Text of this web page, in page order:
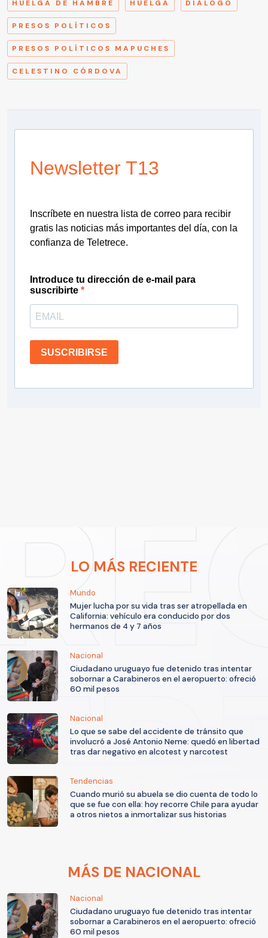
HUELGA DE HAMBRE HUELGA DIÁLOGO
PRESOS POLÍTICOS
PRESOS POLÍTICOS MAPUCHES
CELESTINO CÓRDOVA
Newsletter T13
Inscríbete en nuestra lista de correo para recibir
gratis las noticias más importantes del día, con la
confianza de Teletrece.
Introduce tu dirección de e-mail para
suscribirte
SUSCRIBIRSE
LO MÁS RECIENTE
Mundo
Mujer lucha por su vida tras ser atropellada en
California: vehículo era conducido por dos
hermanos de 4 y 7 años
Nacional
Ciudadano uruguayo fue detenido tras intentar
sobornar a Carabineros en el aeropuerto: ofreció
60 mil pesos
Nacional
Lo que se sabe del accidente de tránsito que
involucró a José Antonio Neme: quedó en libertad
tras dar negativo en alcotest y narcotest
Tendencias
Cuando murió su abuela se dio cuenta de todo lo
que se fue con ella: hoy recorre Chile para ayudar
a otros nietos a inmortalizar sus historias
MÁS DE NACIONAL
Nacional
Ciudadano uruguayo fue detenido tras intentar
sobornar a Carabineros en el aeropuerto: ofreció
60 mil pesos